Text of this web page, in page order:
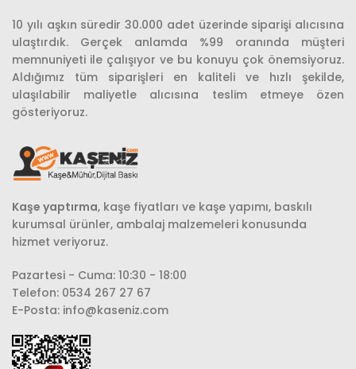
10 yılı aşkın süredir 30.000 adet üzerinde siparişi alıcısına
ulaştırdık. Gerçek anlamda %99 oranında müşteri
memnuniyeti ile çalışıyor ve bu konuyu çok önemsiyoruz.
Aldığımız tüm siparişleri en kaliteli ve hızlı şekilde,
ulaşılabilir maliyetle alıcısına teslim etmeye özen
gösteriyoruz.
Kaşe yaptırma, kaşe fiyatları ve kaşe yapımı, baskılı
kurumsal ürünler, ambalaj malzemeleri konusunda
hizmet veriyoruz.
Pazartesi - Cuma: 10:30 - 18:00
Telefon: 0534 267 27 67
E-Posta: info@kaseniz.com